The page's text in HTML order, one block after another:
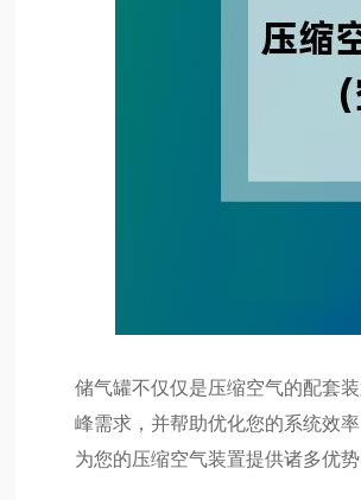
储气罐不仅仅是压缩空气的配套
峰需求，并帮助优化您的系统效率
为您的压缩空气装置提供诸多优